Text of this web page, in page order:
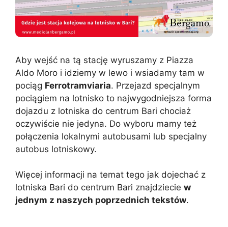
Aby wejść na tą stację wyruszamy z Piazza
Aldo Moro i idziemy w lewo i wsiadamy tam w
pociąg Ferrotramviaria. Przejazd specjalnym
pociągiem na lotnisko to najwygodniejsza forma
dojazdu z lotniska do centrum Bari chociaż
oczywiście nie jedyna. Do wyboru mamy też
połączenia lokalnymi autobusami lub specjalny
autobus lotniskowy.
Więcej informacji na temat tego jak dojechać z
lotniska Bari do centrum Bari znajdziecie w
jednym z naszych poprzednich tekstów.